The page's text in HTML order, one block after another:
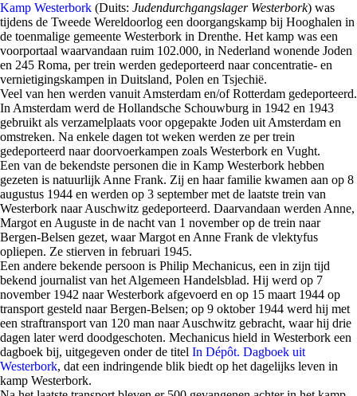
Kamp Westerbork (Duits: Judendurchgangslager Westerbork) was
tijdens de Tweede Wereldoorlog een doorgangskamp bij Hooghalen in
de toenmalige gemeente Westerbork in Drenthe. Het kamp was een
voorportaal waarvandaan ruim 102.000, in Nederland wonende Joden
en 245 Roma, per trein werden gedeporteerd naar concentratie- en
vernietigingskampen in Duitsland, Polen en Tsjechië.
Veel van hen werden vanuit Amsterdam en/of Rotterdam gedeporteerd.
In Amsterdam werd de Hollandsche Schouwburg in 1942 en 1943
gebruikt als verzamelplaats voor opgepakte Joden uit Amsterdam en
omstreken. Na enkele dagen tot weken werden ze per trein
gedeporteerd naar doorvoerkampen zoals Westerbork en Vught.
Een van de bekendste personen die in Kamp Westerbork hebben
gezeten is natuurlijk Anne Frank. Zij en haar familie kwamen aan op 8
augustus 1944 en werden op 3 september met de laatste trein van
Westerbork naar Auschwitz gedeporteerd. Daarvandaan werden Anne,
Margot en Auguste in de nacht van 1 november op de trein naar
Bergen-Belsen gezet, waar Margot en Anne Frank de vlektyfus
opliepen. Ze stierven in februari 1945.
Een andere bekende persoon is Philip Mechanicus, een in zijn tijd
bekend journalist van het Algemeen Handelsblad. Hij werd op 7
november 1942 naar Westerbork afgevoerd en op 15 maart 1944 op
transport gesteld naar Bergen-Belsen; op 9 oktober 1944 werd hij met
een straftransport van 120 man naar Auschwitz gebracht, waar hij drie
dagen later werd doodgeschoten. Mechanicus hield in Westerbork een
dagboek bij, uitgegeven onder de titel In Dépôt. Dagboek uit
Westerbork, dat een indringende blik biedt op het dagelijks leven in
kamp Westerbork.